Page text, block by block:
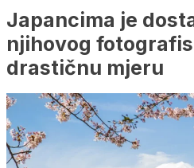
Japancima je
njihovog
drastičnu mjeru